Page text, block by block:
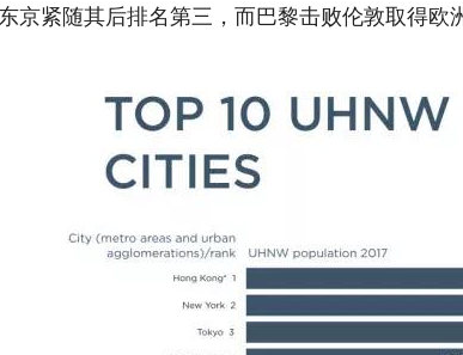
京紧随其后排名第三，而巴黎击败伦敦取得欧